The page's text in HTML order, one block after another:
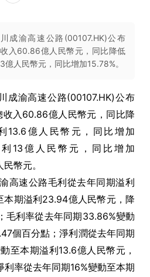
成渝高速公路(00107.HK)公布
入60.86億人民幣元，同比降低
億人民幣元，同比增加15.78%。
成渝高速公路(00107.HK)公布
入60.86億人民幣元，同比降
13.6億人民幣元，同比增加
13億人民幣元，同比增加
幣元。
高速公路毛利從去年同期溢利
本期溢利23.94億人民幣元，降
毛利率從去年同期33.86%變動
個百分點；淨利潤從去年同期
至本期溢利13.6億人民幣元，
率從去年同期16%變動至本期